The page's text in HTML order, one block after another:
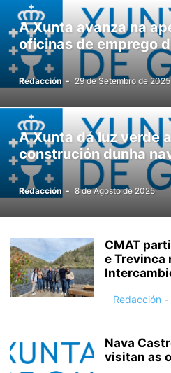
A Xunta avanza na
oficinas de emprego
Redacción - 29 de Setembro de 2025
A Xunta dá luz verde
construción dunha
Redacción - 8 de Agosto de 2025
CMAT
e Trevinca
Redacción -
Nava
visitan as